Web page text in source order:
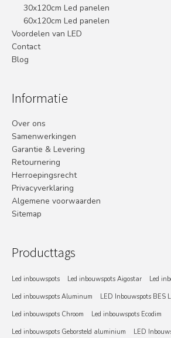
30x120cm Led panelen
60x120cm Led panelen
Voordelen van LED
Contact
Blog
Informatie
Over ons
Samenwerkingen
Garantie & Levering
Retournering
Herroepingsrecht
Privacyverklaring
Algemene voorwaarden
Sitemap
Producttags
Led inbouwspots Led inbouwspots Aigostar
Led
Led inbouwspots Aluminum
LED Inbouwspots BES
Led inbouwspots Chroom
Led inbouwspots Ecodim
Led inbouwspots Geborsteld aluminium
LED